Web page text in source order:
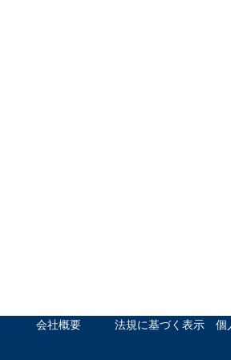
会社概要 法規に基づく表示 個